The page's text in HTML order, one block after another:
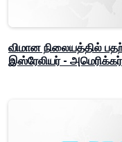
விமான நிலையத்தில்
இஸ்ரேலியர் -